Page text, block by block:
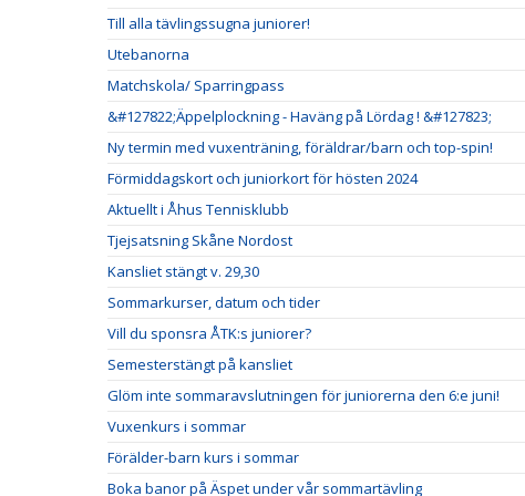
Till alla tävlingssugna juniorer!
Utebanorna
Matchskola/ Sparringpass
&#127822;Äppelplockning - Haväng på Lördag ! &#127823;
Ny termin med vuxenträning, föräldrar/barn och top-spin!
Förmiddagskort och juniorkort för hösten 2024
Aktuellt i Åhus Tennisklubb
Tjejsatsning Skåne Nordost
Kansliet stängt v. 29,30
Sommarkurser, datum och tider
Vill du sponsra ÅTK:s juniorer?
Semesterstängt på kansliet
Glöm inte sommaravslutningen för juniorerna den 6:e juni!
Vuxenkurs i sommar
Förälder-barn kurs i sommar
Boka banor på Äspet under vår sommartävling